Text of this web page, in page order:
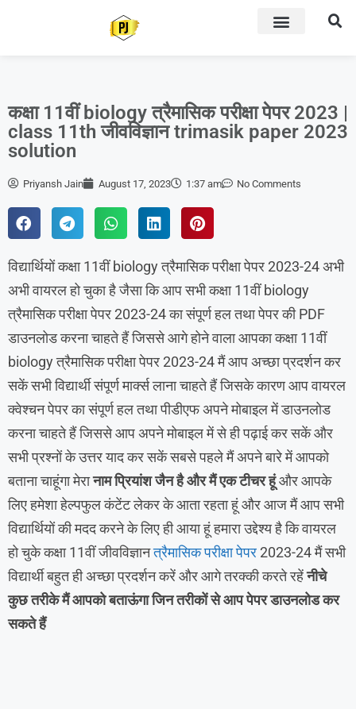
कक्षा 11वीं biology त्रैमासिक परीक्षा पेपर 2023 |
class 11th जीवविज्ञान trimasik paper 2023
solution
Priyansh Jain August 17, 2023 1:37 am No Comments
विद्यार्थियों कक्षा 11वीं biology त्रैमासिक परीक्षा पेपर 2023-24 अभी
अभी वायरल हो चुका है जैसा कि आप सभी कक्षा 11वीं biology
त्रैमासिक परीक्षा पेपर 2023-24 का संपूर्ण हल तथा पेपर की PDF
डाउनलोड करना चाहते हैं जिससे आगे होने वाला आपका कक्षा 11वीं
biology त्रैमासिक परीक्षा पेपर 2023-24 मैं आप अच्छा प्रदर्शन कर
सकें सभी विद्यार्थी संपूर्ण मार्क्स लाना चाहते हैं जिसके कारण आप वायरल
क्वेश्चन पेपर का संपूर्ण हल तथा पीडीएफ अपने मोबाइल में डाउनलोड
करना चाहते हैं जिससे आप अपने मोबाइल में से ही पढ़ाई कर सकें और
सभी प्रश्नों के उत्तर याद कर सकें सबसे पहले मैं अपने बारे में आपको
बताना चाहूंगा मेरानाम प्रियांश जैन है और मैं एक टीचरहूंऔर आपके
लिए हमेशा हेल्पफुल कंटेंट लेकर के आता रहता हूं और आज मैं आप सभी
विद्यार्थियों की मदद करने के लिए ही आया हूं हमारा उद्देश्य है कि वायरल
हो चुके कक्षा 11वीं जीवविज्ञानत्रैमासिक परीक्षा पेपर 2023-24 मैं सभी
विद्यार्थी बहुत ही अच्छा प्रदर्शन करें और आगे तरक्की करते रहेंनीचे
कुछ तरीके मैं आपको बताऊंगा जिन तरीकों से आप पेपर डाउनलोड कर
सकते हैं